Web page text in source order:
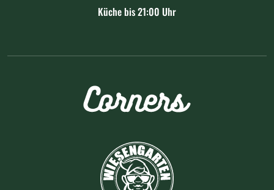
Küche bis 21:00 Uhr